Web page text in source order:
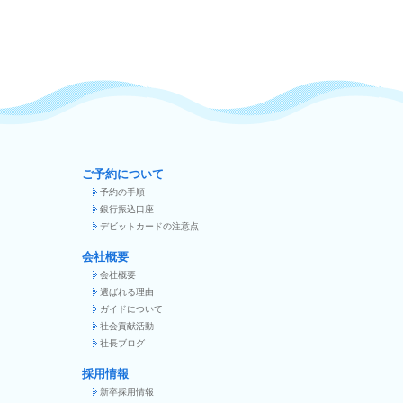
ご予約について
予約の手順
銀行振込口座
デビットカードの注意点
会社概要
会社概要
選ばれる理由
ガイドについて
社会貢献活動
社長ブログ
採用情報
新卒採用情報